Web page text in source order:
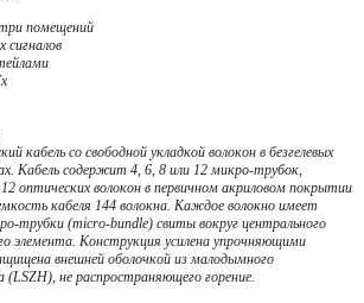
помещений
сигналов
кабель со свободной укладкой волокон в безгелевых
Кабель содержит 4, 6, 8 или 12 микро-трубок,
оптических волокон в первичном акриловом покрытии
кабеля 144 волокна. Каждое волокно имеет
трубки (micro-bundle) свиты вокруг центрального
элемента. Конструкция усилена упрочняющими
внешней оболочкой из малодымного
(LSZH), не распространяющего горение.